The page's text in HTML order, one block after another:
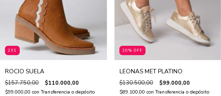
2X1
ROCIO SUELA
$157.750,00 $110.000,00
$99.000,00 con Transferencia o depósito
20% OFF
LEONAS MET PLATINO
$130.500,00 $99.000,00
$89.100,00 con Transferencia o depósito